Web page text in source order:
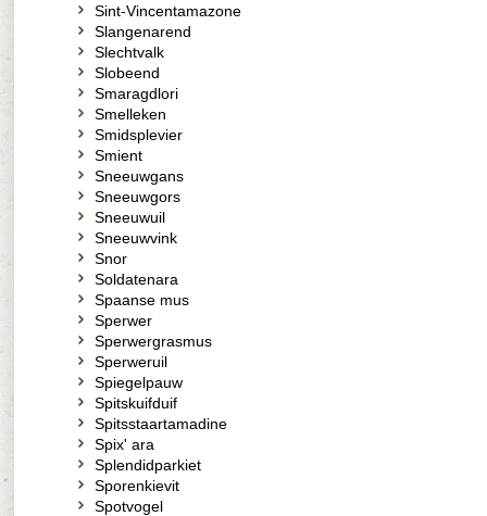
Sint-Vincentamazone
Slangenarend
Slechtvalk
Slobeend
Smaragdlori
Smelleken
Smidsplevier
Smient
Sneeuwgans
Sneeuwgors
Sneeuwuil
Sneeuwvink
Snor
Soldatenara
Spaanse mus
Sperwer
Sperwergrasmus
Sperweruil
Spiegelpauw
Spitskuifduif
Spitsstaartamadine
Spix' ara
Splendidparkiet
Sporenkievit
Spotvogel